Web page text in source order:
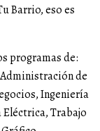
Barrio, eso es
programas de:
de
Ingeniería
Trabajo